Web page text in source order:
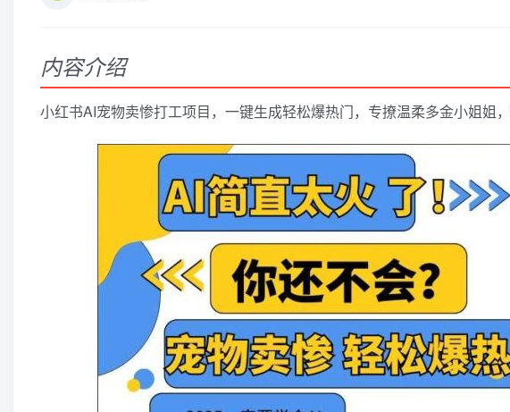
内容介绍
小红书AI宠物卖惨打工项目，一键生成轻松爆热门，专撩温柔多金小姐姐